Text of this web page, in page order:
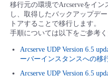
管理機能
サポート
すべてのメニューを見
IoT
サポート
- 新規お申し込み方法
- 初期設定・確認
- ユーザー機能の管理
- データと分析
- IoT
故障/メンテナンス履
定期メンテナンス
パートナー
販売パートナー向けプ
協業パートナー
トレーニング/操作動画
脱炭素化
移行元の環境でArcserveをイ
し、取得したバックアップデ
トアすることで移行します。
手順については以下をご参考く
Arcserve UDP Version 6.5
ーバーインスタンスへの移
Arcserve UDP Version 6.5